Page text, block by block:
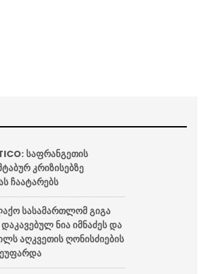
საფრანგეთის
კრიზისებზე
ჩაატარებს
სასამართლომ გიგა
ნია იმნაძეს და
აღკვეთის ღონისძიების